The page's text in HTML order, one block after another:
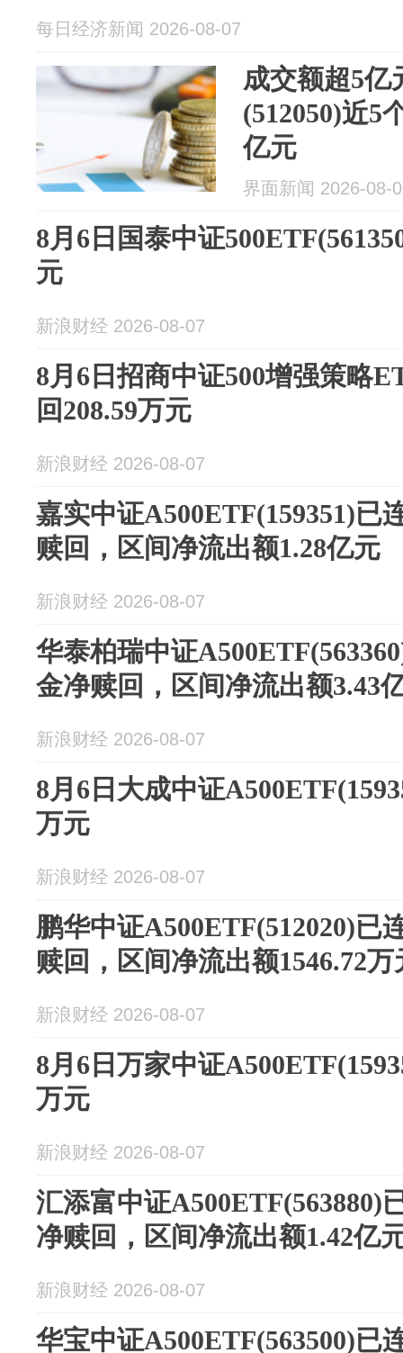
每日经济新闻 2026-08-07
成交额超5亿
(512050)近5
亿元
界面新闻 2026-08-
8月6日国泰中证
元
新浪财经 2026-08-07
8月6日招商中证500增强策略
回208.59万元
新浪财经 2026-08-07
嘉实中证A500ETF(159351)已
赎回，区间净流出额1.28亿元
新浪财经 2026-08-07
华泰柏瑞中证
金净赎回，区间净流出额3.43
新浪财经 2026-08-07
8月6日大成中证
万元
新浪财经 2026-08-07
鹏华中证A500ETF(512020)已
赎回，区间净流出额1546.72万
新浪财经 2026-08-07
8月6日万家中证
万元
新浪财经 2026-08-07
汇添富中证A500ETF(563880)
净赎回，区间净流出额1.42亿
新浪财经 2026-08-07
华宝中证A500ETF(563500)已